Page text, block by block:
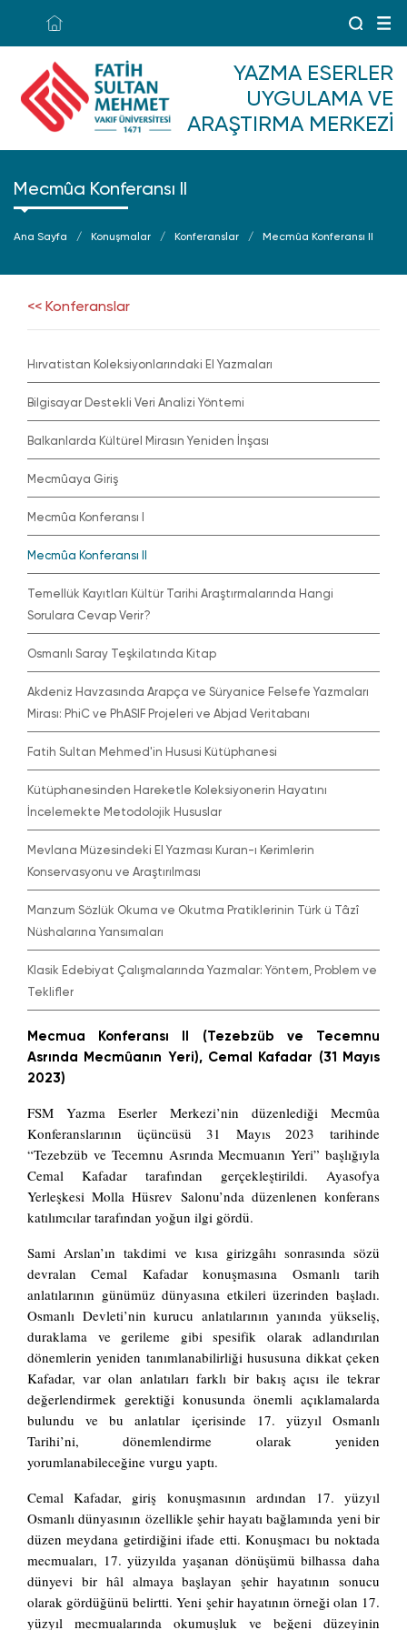
YAZMA ESERLER
UYGULAMA VE
ARAŞTIRMA MERKEZI
Mecmûa Konferansı II
Ana Sayfa Konuşmalar Konferanslar Mecmûa Konferansı II
<< Konferanslar
Hırvatistan Koleksiyonlarındaki El Yazmaları
Bilgisayar Destekli Veri Analizi Yöntemi
Balkanlarda Kültürel Mirasın Yeniden İnşası
Mecmûaya Giriş
Mecmûa Konferansı I
Mecmûa Konferansı II
Temellük Kayıtları Kültür Tarihi Araştırmalarında Hangi
Sorulara Cevap Verir?
Osmanlı Saray Teşkilatında Kitap
Akdeniz Havzasında Arapça ve Süryanice Felsefe Yazmaları
Mirası: PhiC ve PhASIF Projeleri ve Abjad Veritabanı
Fatih Sultan Mehmed'in Hususi Kütüphanesi
Kütüphanesinden Hareketle Koleksiyonerin Hayatını
İncelemekte Metodolojik Hususlar
Mevlana Müzesindeki El Yazması Kuran-ı Kerimlerin
Konservasyonu ve Araştırılması
Manzum Sözlük Okuma ve Okutma Pratiklerinin Türk ü Tâzî
Nüshalarına Yansımaları
Klasik Edebiyat Çalışmalarında Yazmalar: Yöntem, Problem ve
Teklifler
Mecmua Konferansı II (Tezebzüb ve Tecemnu
Asrında Mecmûanın Yeri), Cemal Kafadar (31 Mayıs
2023)
FSM Yazma Eserler Merkezi’nin düzenlediği Mecmûa
Konferanslarının üçüncüsü 31 Mayıs 2023 tarihinde
“Tezebzüb ve Tecemnu Asrında Mecmuanın Yeri” başlığıyla
Cemal Kafadar tarafından gerçekleştirildi. Ayasofya
Yerleşkesi Molla Hüsrev Salonu’nda düzenlenen konferans
katılımcılar tarafından yoğun ilgi gördü.
Sami Arslan’ın takdimi ve kısa girizgâhı sonrasında sözü
devralan Cemal Kafadar konuşmasına Osmanlı tarih
anlatılarının günümüz dünyasına etkileri üzerinden başladı.
Osmanlı Devleti’nin kurucu anlatılarının yanında yükseliş,
duraklama ve gerileme gibi spesifik olarak adlandırılan
dönemlerin yeniden tanımlanabilirliği hususuna dikkat çeken
Kafadar, var olan anlatıları farklı bir bakış açısı ile tekrar
değerlendirmek gerektiği konusunda önemli açıklamalarda
bulundu ve bu anlatılar içerisinde 17. yüzyıl Osmanlı
Tarihi’ni, dönemlendirme olarak yeniden
yorumlanabileceğine vurgu yaptı.
Cemal Kafadar, giriş konuşmasının ardından 17. yüzyıl
Osmanlı dünyasının özellikle şehir hayatı bağlamında yeni bir
düzen meydana getirdiğini ifade etti. Konuşmacı bu noktada
mecmuaları, 17. yüzyılda yaşanan dönüşümü bilhassa daha
dünyevi bir hâl almaya başlayan şehir hayatının sonucu
olarak gördüğünü belirtti. Yeni şehir hayatının örneği olan 17.
yüzyıl mecmualarında okumuşluk ve beğeni düzeyinin